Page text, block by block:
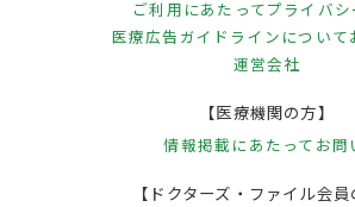
ご利用にあたってプライバ
医療広告ガイドラインについて
運営会社
【医療機関の方】
情報掲載にあたって お問
【ドクターズ・ファイル会員